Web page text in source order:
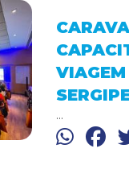
VIAGEM
...